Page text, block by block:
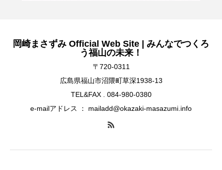
岡崎まさずみ Official Web Site | みんなでつくろ
う福山の未来！
〒720-0311
広島県福山市沼隈町草深1938-13
TEL&FAX . 084-980-0380
e-mailアドレス ： mailadd@okazaki-masazumi.info